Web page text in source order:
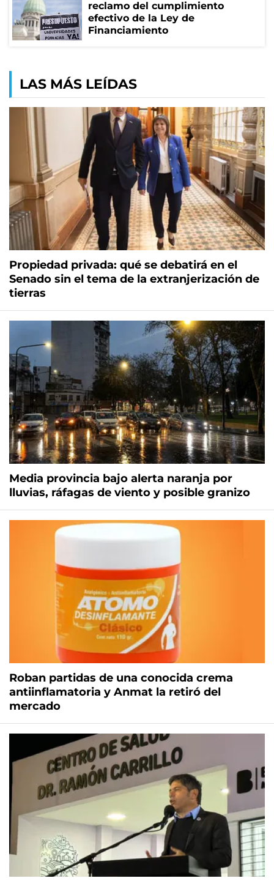
reclamo del cumplimiento
efectivo de la Ley de
Financiamiento
LAS MÁS LEÍDAS
Propiedad privada: qué se debatirá en el
Senado sin el tema de la extranjerización de
tierras
Media provincia bajo alerta naranja por
lluvias, ráfagas de viento y posible granizo
Roban partidas de una conocida crema
antiinflamatoria y Anmat la retiró del
mercado